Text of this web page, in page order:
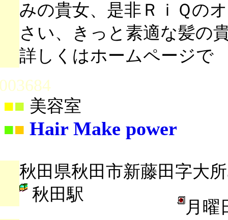
みの貴女、是非ＲｉＱの
さい、きっと素適な髪の
詳しくはホームページで
■ 美容室
■■ Hair Make power
秋田県秋田市新藤田字大所
秋田駅
月曜